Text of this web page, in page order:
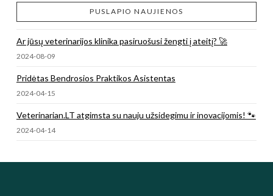
PUSLAPIO NAUJIENOS
Ar jūsų veterinarijos klinika pasiruošusi žengti į ateitį? 🚀
2024-08-09
Pridėtas Bendrosios Praktikos Asistentas
2024-04-15
Veterinarian.LT atgimsta su nauju užsidegimu ir inovacijomis! 🐾
2024-04-14